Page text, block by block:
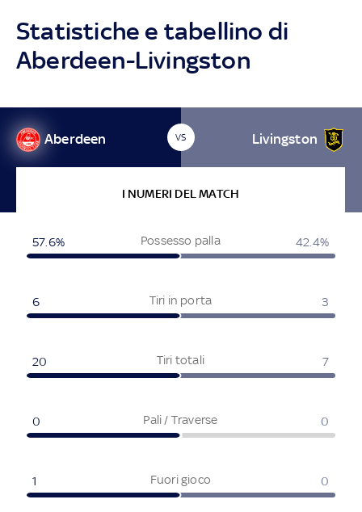
Statistiche e tabellino di
Aberdeen-Livingston
Aberdeen VS Livingston
I NUMERI DEL MATCH
Possesso palla
57.6% 42.4%
Tiri in porta
6 3
Tiri totali
20 7
Pali / Traverse
0 0
Fuori gioco
1 0